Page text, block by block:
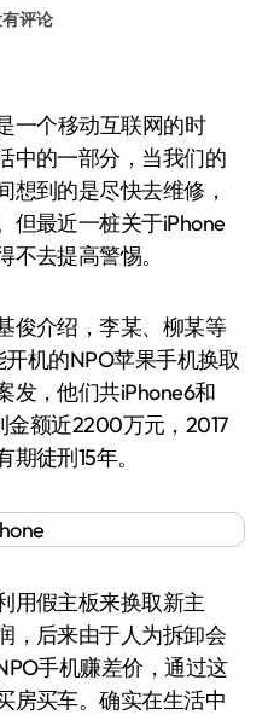
评论
中的一部分，当我们的
想到的是尽快去维修，
但最近一桩关于iPhone
去提高警惕。
介绍，李某、柳某等
机的NPO苹果手机换取
发，他们共iPhone6和
额近2200万元，2017
徒刑15年。
假主板来换取新主
，后来由于人为拆卸会
手机赚差价，通过这
房买车。确实在生活中